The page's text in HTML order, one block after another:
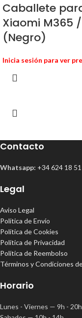
Caballete
Xiaomi M365
(Negro)
Inicia sesión para ver
Contacto
Whatsapp: +34 624 18 51
Legal
Aviso Legal
Política de Envío
Política de Cookies
Política de Privacidad
Política de Reembolso
Términos y Condiciones
Horario
Lunes - Viernes — 9h - 20h